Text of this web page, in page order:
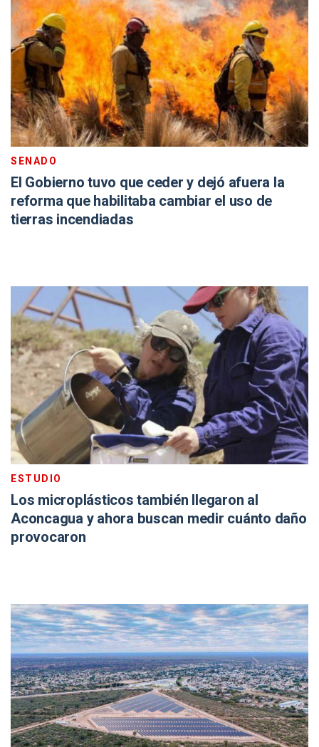
SENADO
El Gobierno tuvo que ceder y dejó afuera la
reforma que habilitaba cambiar el uso de
tierras incendiadas
ESTUDIO
Los microplásticos también llegaron al
Aconcagua y ahora buscan medir cuánto daño
provocaron